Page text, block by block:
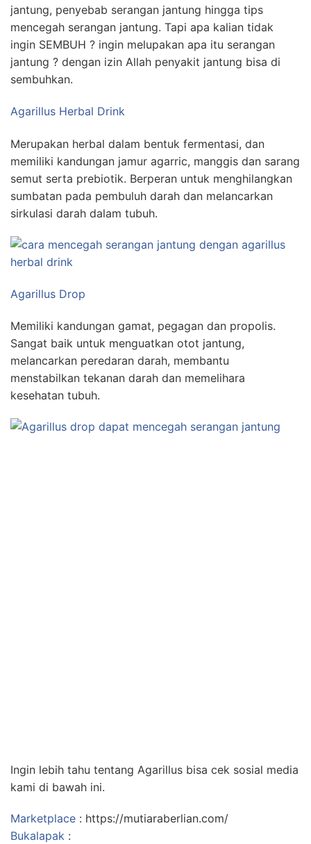
jantung, penyebab serangan jantung hingga tips
mencegah serangan jantung. Tapi apa kalian tidak
ingin SEMBUH ? ingin melupakan apa itu serangan
jantung ? dengan izin Allah penyakit jantung bisa di
sembuhkan.
Agarillus Herbal Drink
Merupakan herbal dalam bentuk fermentasi, dan
memiliki kandungan jamur agarric, manggis dan sarang
semut serta prebiotik. Berperan untuk menghilangkan
sumbatan pada pembuluh darah dan melancarkan
sirkulasi darah dalam tubuh.
Agarillus Drop
Memiliki kandungan gamat, pegagan dan propolis.
Sangat baik untuk menguatkan otot jantung,
melancarkan peredaran darah, membantu
menstabilkan tekanan darah dan memelihara
kesehatan tubuh.
Ingin lebih tahu tentang Agarillus bisa cek sosial media
kami di bawah ini.
Marketplace : https://mutiaraberlian.com/
Bukalapak :